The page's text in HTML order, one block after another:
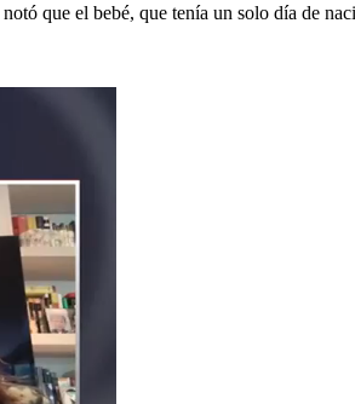
que el bebé, que tenía un solo día de